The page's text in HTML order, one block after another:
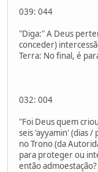
039: 044
"Diga:" A Deus
conceder)
Terra: No final, é
032: 004
"Foi Deus quem
seis 'ayyamin' (dias
no Trono (da
para proteger ou
então